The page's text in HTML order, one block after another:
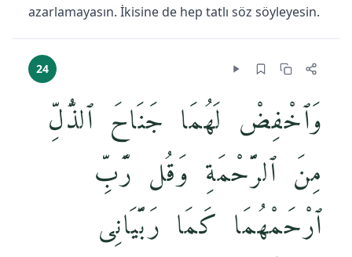
azarlamayasın. İkisine de hep tatlı söz söyleyesin.
24
وَٱخْفِضْ لَهُمَا جَنَاحَ ٱلذُّلِّ
مِنَ ٱلرَّحْمَةِ وَقُل رَّبِّ
ٱرْحَمْهُمَا كَمَا رَبَّيَانِى